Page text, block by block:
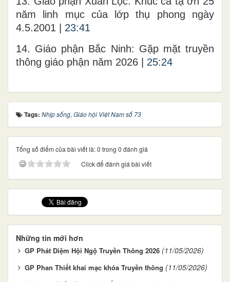
năm linh mục của lớp thụ phong ngày
4.5.2001 | 23:41
14. Giáo phận Bắc Ninh: Gặp mặt truyền
thông giáo phận năm 2026 | 25:24
Tags: Nhịp sống, Giáo hội Việt Nam số 73
Tổng số điểm của bài viết là: 0 trong 0 đánh giá
Click để đánh giá bài viết
Những tin mới hơn
GP Phát Diệm Hội Ngộ Truyền Thông 2026 (11/05/2026)
GP Phan Thiết khai mạc khóa Truyền thông (11/05/2026)